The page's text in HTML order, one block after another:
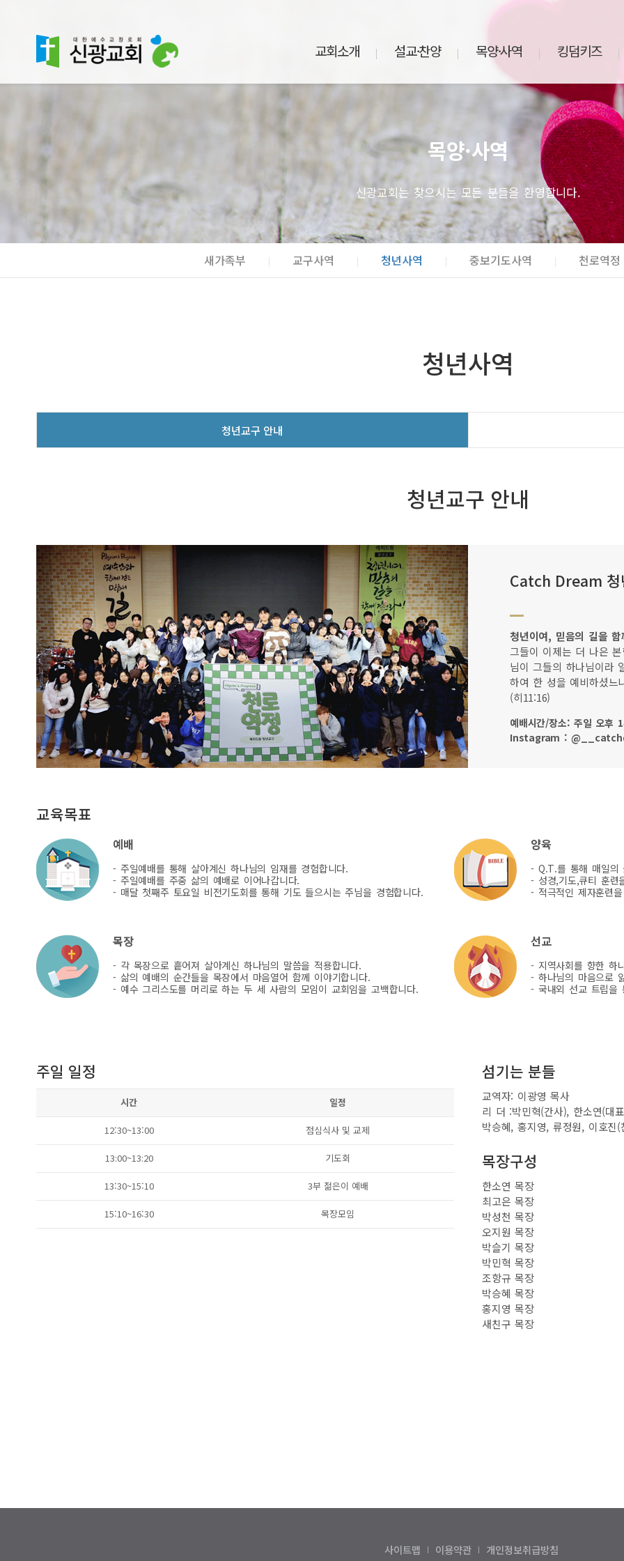
교회소개 설교·찬양 목양·사역 킹덤키즈
목양·사역
신광교회는 찾으시는 모든 분들을 환영합니다.
새가족부 교구사역 청년사역 중보기도사역 천로역정
청년사역
청년교구 안내
청년교구 안내
Catch Dream 청
청년이여, 믿음의 길을
그들이 이제는 더 나은
님이 그들의 하나님이라
하여 한 성을 예비하셨느
(히11:16)
예배시간/장소: 주일 오후
Instagram :
교육목표
예배
- 주일예배를 통해 살아계신 하나님의 임재를 경험합니다.
- 주일예배를 주중 삶의 예배로 이어나갑니다.
- 매달 첫째주 토요일 비전기도회를 통해 기도 들으시는 주님을 경험합니다.
양육
- Q.T.를 통해 매일의
- 성경,기도,큐티 훈련
- 적극적인 제자훈련
목장
- 각 목장으로 흩어져 살아계신 하나님의 말씀을 적용합니다.
- 삶의 예배의 순간들을 목장에서 마음열어 함께 이야기합니다.
- 예수 그리스도를 머리로 하는 두 세 사람의 모임이 교회임을 고백합니다.
선교
- 지역사회를 향한 하
- 하나님의 마음으로
- 국내외 선교 트립을
주일 일정
시간 일정
12:30~13:00 점심식사 및 교제
13:00 ~13:20 기도회
13:30~15:10 3부 젊은이 예배
15:10~16:30 목장모임
섬기는 분들
교역자: 이광영 목사
리 더 :박민혁(간사), 한소연(대
박승혜, 홍지영, 류정원, 이호진(
목장구성
한소연 목장
최고은 목장
박성천 목장
오지원 목장
박슬기 목장
박민혁 목장
조항규 목장
박승혜 목장
홍지영 목장
새친구 목장
사이트맵 이용약관 개인정보취급방침